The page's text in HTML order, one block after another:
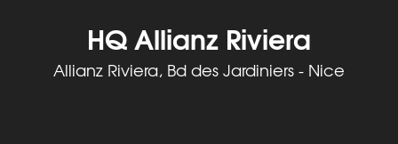
HQ Allianz Riviera
Allianz Riviera, Bd des Jardiniers - Nice